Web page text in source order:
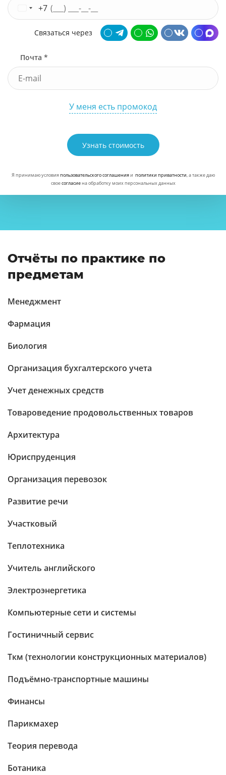
+7
Связаться через
Почта *
У меня есть промокод
Узнать стоимость
Я принимаю условияпользовательского соглашенияи политики приватности, а также даю
своесогласиена обработку моих персональных данных
Отчёты по практике по
предметам
Менеджмент
Фармация
Биология
Организация бухгалтерского учета
Учет денежных средств
Товароведение продовольственных товаров
Архитектура
Юриспруденция
Организация перевозок
Развитие речи
Участковый
Теплотехника
Учитель английского
Электроэнергетика
Компьютерные сети и системы
Гостиничный сервис
Ткм (технологии конструкционных материалов)
Подъёмно-транспортные машины
Финансы
Парикмахер
Теория перевода
Ботаника